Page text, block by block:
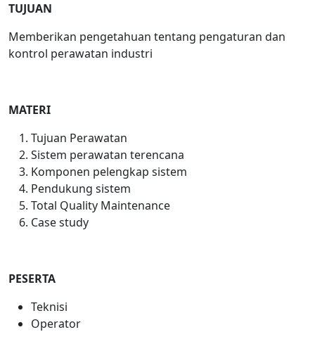
TUJUAN
Memberikan pengetahuan tentang pengaturan dan
kontrol perawatan industri
MATERI
Tujuan Perawatan
Sistem perawatan terencana
Komponen pelengkap sistem
Pendukung sistem
Total Quality Maintenance
Case study
PESERTA
Teknisi
Operator